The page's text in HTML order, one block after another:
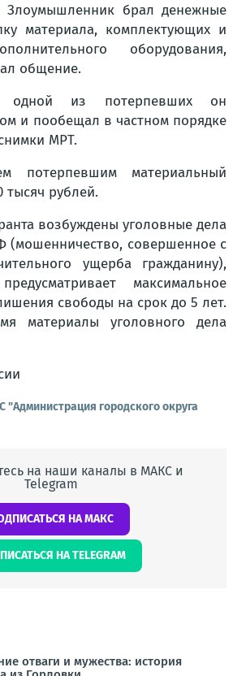
Злоумышленник брал денежные
материала, комплектующих и
оборудования,
общение.
из потерпевших он
и пообещал в частном порядке
МРТ.
потерпевшим материальный
рублей.
возбуждены уголовные дела
(мошенничество, совершенное с
ущерба гражданину),
максимальное
свободы на срок до 5 лет.
материалы уголовного дела
"Администрация городского округа
на наши каналы в МАКС и
Telegram
НА МАКС
НА TELEGRAM
отваги и мужества: история